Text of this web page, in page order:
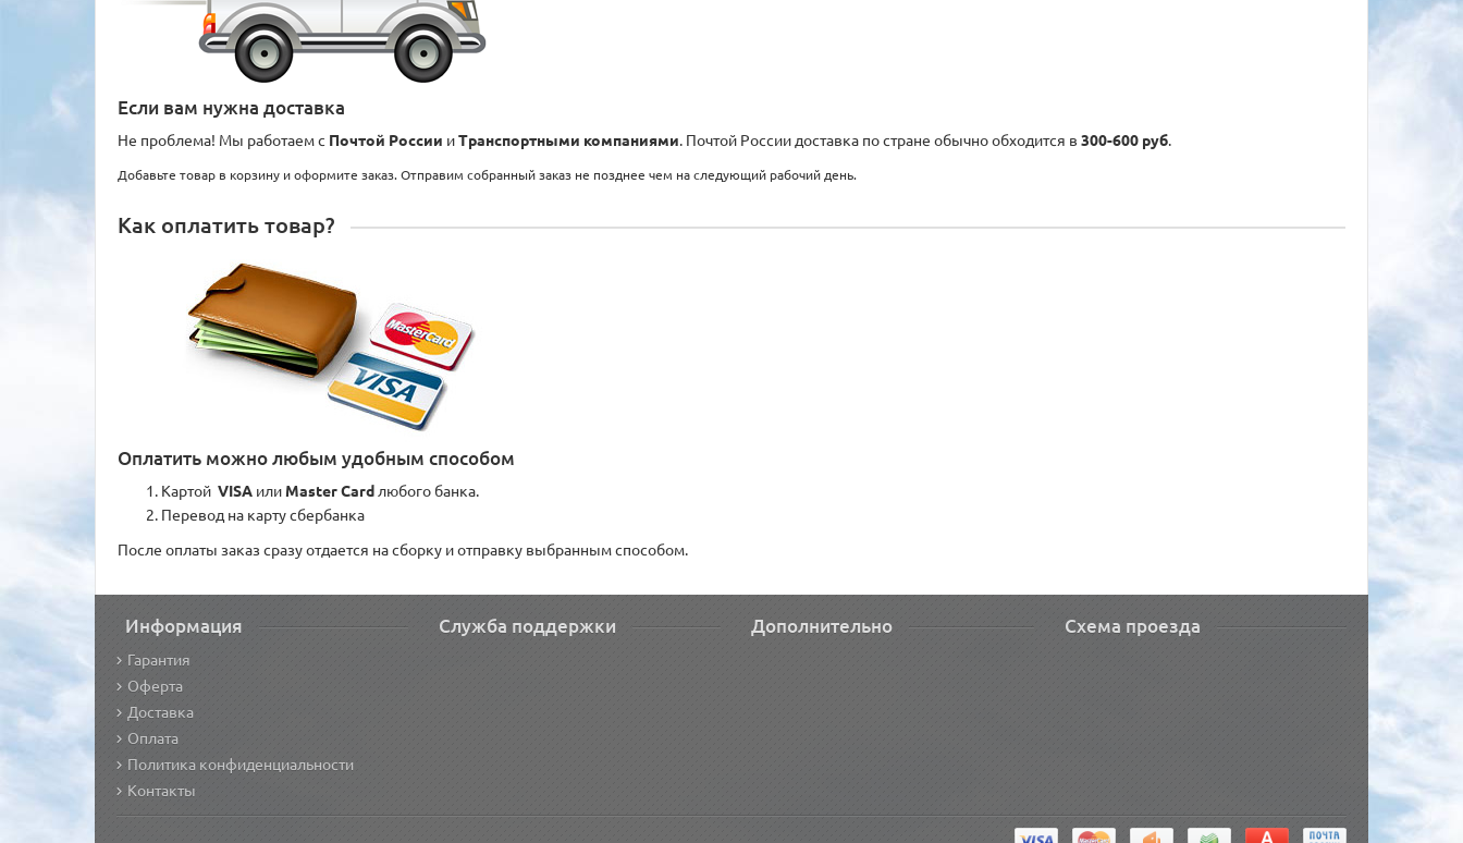
Если вам нужна доставка
Не проблема! Мы работаем с Почтой России иТранспортными компаниями. Почтой России доставка по стране обычно обходится в 300-600 руб.
Добавьте товар в корзину и оформите заказ. Отправим собранный заказ не позднее чем на следующий рабочий день.
Как оплатить товар?
Оплатить можно любым удобным способом
Картой VISA или Master Card любого банка.
Перевод на карту сбербанка
После оплаты заказ сразу отдается на сборку и отправку выбранным способом.
Информация
Гарантия
Оферта
Доставка
Оплата
Политика конфиденциальности
Контакты
Служба поддержки Дополнительно Схема проезда